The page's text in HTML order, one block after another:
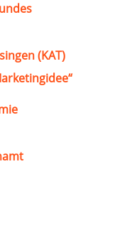
(KAT)